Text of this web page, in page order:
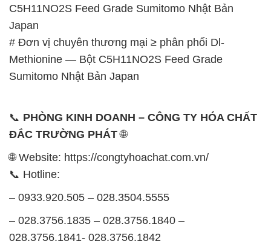
C5H11NO2S Feed Grade Sumitomo Nhật Bản
Japan
# Đơn vị chuyên thương mại ≥ phân phối Dl-
Methionine — Bột C5H11NO2S Feed Grade
Sumitomo Nhật Bản Japan
📞 PHÒNG KINH DOANH – CÔNG TY HÓA CHẤT
ĐẮC TRƯỜNG PHÁT🌐
🌐 Website: https://congtyhoachat.com.vn/
📞 Hotline:
– 0933.920.505 – 028.3504.5555
– 028.3756.1835 – 028.3756.1840 –
028.3756.1841- 028.3756.1842